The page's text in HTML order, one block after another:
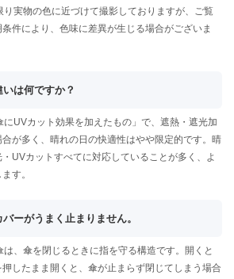
り実物の色に近づけて撮影しておりますが、ご覧
件により、色味に差異が生じる場合がございま
は何ですか？
にUVカット効果を加えたもの」で、遮熱・遮光加
が多く、晴れの日の快適性はやや限定的です。晴
UVカットすべてに対応していることが多く、よ
す。
ーがうまく止まりません。
、傘を閉じるときに指を守る構造です。開くと
したまま開くと、傘が止まらず閉じてしまう場合